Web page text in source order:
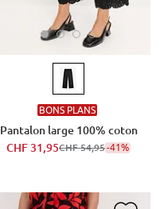
BONS PLANS
Pantalon large 100% coton
CHF 31,95CHF 54,95-41%